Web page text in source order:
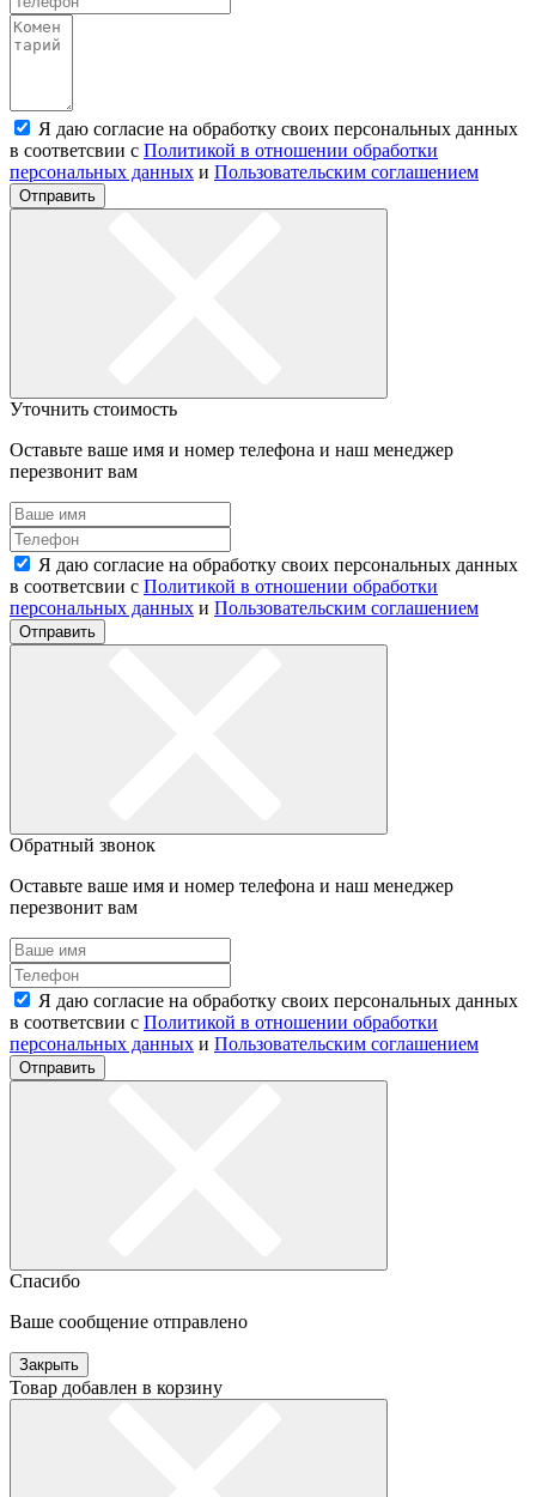
Я даю согласие на обработку своих персональных данных
в соответсвии с Политикой в отношении обработки
персональных данных и Пользовательским соглашением
Отправить
Уточнить стоимость
Оставьте ваше имя и номер телефона и наш менеджер
перезвонит вам
Я даю согласие на обработку своих персональных данных
в соответсвии с Политикой в отношении обработки
персональных данных и Пользовательским соглашением
Отправить
Обратный звонок
Оставьте ваше имя и номер телефона и наш менеджер
перезвонит вам
Я даю согласие на обработку своих персональных данных
в соответсвии с Политикой в отношении обработки
персональных данных и Пользовательским соглашением
Отправить
Спасибо
Ваше сообщение отправлено
Закрыть
Товар добавлен в корзину